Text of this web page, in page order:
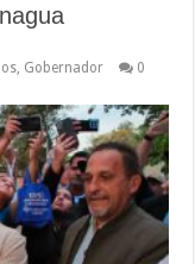
, Gobernador
0